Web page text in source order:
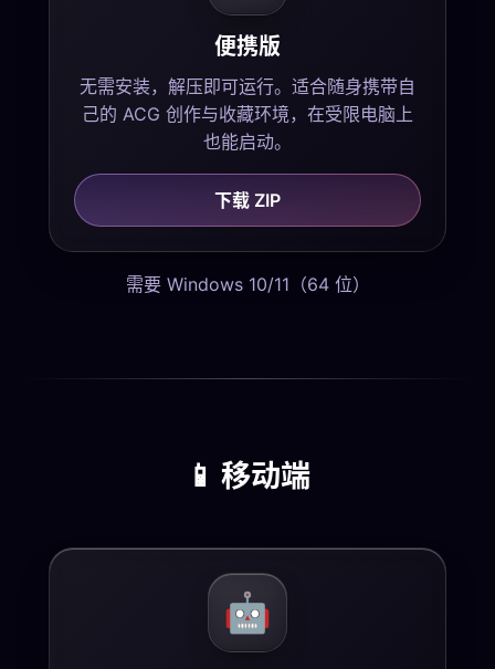
便携版
无需安装，解压即可运行。适合随身携带自
己的 ACG 创作与收藏环境，在受限电脑上
也能启动。
下载 ZIP
需要 Windows 10/11（64 位）
📱 移动端
🤖